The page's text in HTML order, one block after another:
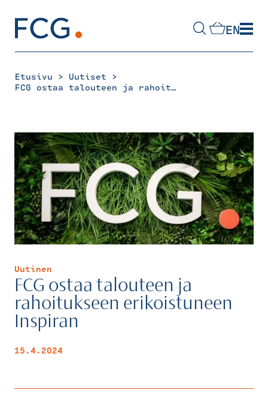
content
EN
Etusivu > Uutiset >
FCG ostaa talouteen ja rahoitukseen erikoistuneen Inspiran
Uutinen
FCG ostaa talouteen ja
rahoitukseen erikoistuneen
Inspiran
15.4.2024